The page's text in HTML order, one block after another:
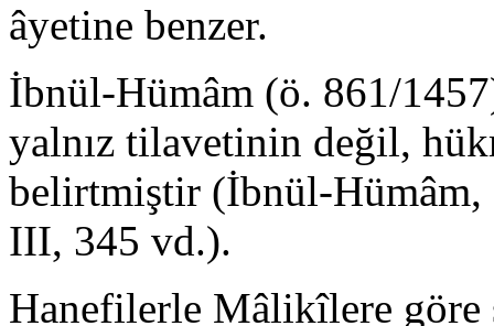
âyetine benzer.
İbnül-Hümâm (ö. 861/
yalnız tilavetinin değil,
belirtmiştir (İbnül-Hümâm,
III, 345 vd.).
Hanefilerle Mâlikîlere göre